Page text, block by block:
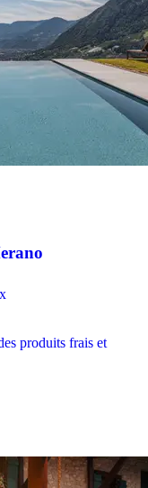
produits frais et